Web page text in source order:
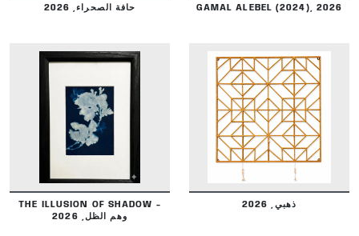
حافة الصحراء, 2026 GAMAL ALEBEL (2024), 2026
DETAILS
THE ILLUSION OF SHADOW -
وهم الظل, 2026
DETAILS
ذهبي, 2026